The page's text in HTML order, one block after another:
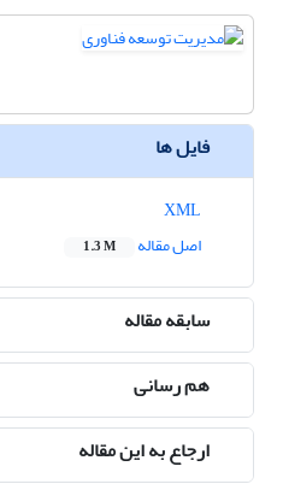
فایل ها
اصل مقاله
1.3 M
سابقه مقاله
هم رسانی
ارجاع به این مقاله